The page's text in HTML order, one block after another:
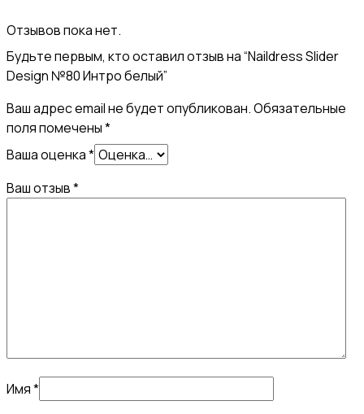
Отзывов пока нет.
Будьте первым, кто оставил отзыв на “Naildress Slider
Design №80 Интро белый”
Ваш адрес email не будет опубликован.Обязательные
поля помечены*
Ваша оценка*
Ваш отзыв*
Имя*